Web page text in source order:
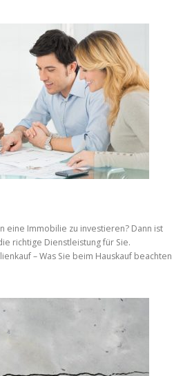
eine Immobilie zu investieren? Dann ist
richtige Dienstleistung für Sie.
– Was Sie beim Hauskauf beachten